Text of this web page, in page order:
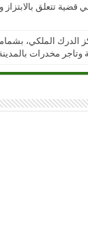
تتعلق بالابتزاز
الدرك الملكي،
مخدرات